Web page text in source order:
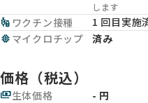
します
vaccines ワクチン接種
1 回目実施
memory マイクロチップ 済み
価格（税込）
payments生体価格
- 円